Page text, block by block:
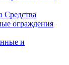
Средства
и